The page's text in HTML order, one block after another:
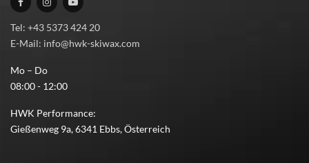
Tel: +43 5373 424 20
E-Mail: info@hwk-skiwax.com
Mo – Do
08:00 - 12:00
HWK Performance:
Gießenweg 9a, 6341 Ebbs, Österreich